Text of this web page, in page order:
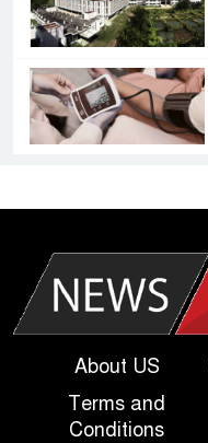
About US
Terms and
Conditions